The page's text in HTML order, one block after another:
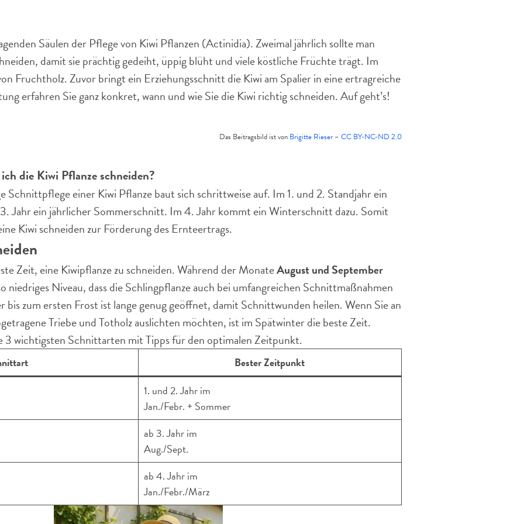
Säulen der Pflege von Kiwi Pflanzen (Actinidia). Zweimal jährlich sollte man
damit sie prächtig gedeiht, üppig blüht und viele köstliche Früchte trägt. Im
Fruchtholz. Zuvor bringt ein Erziehungsschnitt die Kiwi am Spalier in eine ertragreiche
erfahren Sie ganz konkret, wann und wie Sie die Kiwi richtig schneiden. Auf geht’s!
Das Beitragsbild ist von Brigitte Rieser– CC BY-NC-ND 2.0
die Kiwi Pflanze schneiden?
Schnittpflege einer Kiwi Pflanze baut sich schrittweise auf. Im 1. und 2. Standjahr ein
Jahr ein jährlicher Sommerschnitt. Im 4. Jahr kommt ein Winterschnitt dazu. Somit
Kiwi schneiden zur Förderung des Ernteertrags.
Zeit, eine Kiwipflanze zu schneiden. Während der MonateAugust und September
niedriges Niveau, dass die Schlingpflanze auch bei umfangreichen Schnittmaßnahmen
zum ersten Frost ist lange genug geöffnet, damit Schnittwunden heilen. Wenn Sie an
Triebe und Totholz auslichten möchten, ist im Spätwinter die beste Zeit.
3 wichtigsten Schnittarten mit Tipps für den optimalen Zeitpunkt.
Bester Zeitpunkt
1. und 2. Jahr im
Jan./Febr. + Sommer
ab 3. Jahr im
Aug./Sept.
ab 4. Jahr im
Jan./Febr./März